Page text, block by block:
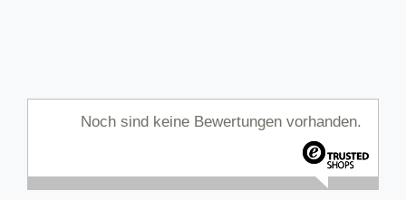
Noch sind keine Bewertungen vorhanden.